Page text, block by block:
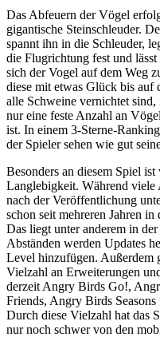
Das Abfeuern der Vögel
gigantische Steinschleuder.
spannt ihn in die Schleuder,
die Flugrichtung fest und
sich der Vogel auf dem Weg
diese mit etwas Glück bis auf
alle Schweine vernichtet
nur eine feste Anzahl an
ist. In einem 3-Sterne-
der Spieler sehen wie gut
Besonders an diesem Spiel
Langlebigkeit. Während viele
nach der Veröffentlichung
schon seit mehreren Jahren
Das liegt unter anderem in
Abständen werden Updates
Level hinzufügen. Außerdem
Vielzahl an Erweiterungen
derzeit Angry Birds Go!,
Friends, Angry Birds Seasons
Durch diese Vielzahl hat das
nur noch schwer von den